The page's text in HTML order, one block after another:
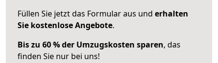
Füllen Sie jetzt das Formular aus und erhalten
Sie kostenlose Angebote.
Bis zu 60 % der Umzugskosten sparen, das
finden Sie nur bei uns!